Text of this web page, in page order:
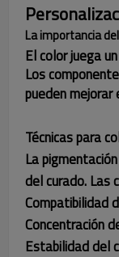
La importancia
El color juega
Los
pueden
Técnicas para
La
del curado. Las
Compatibilidad
Concentración
Estabilidad del